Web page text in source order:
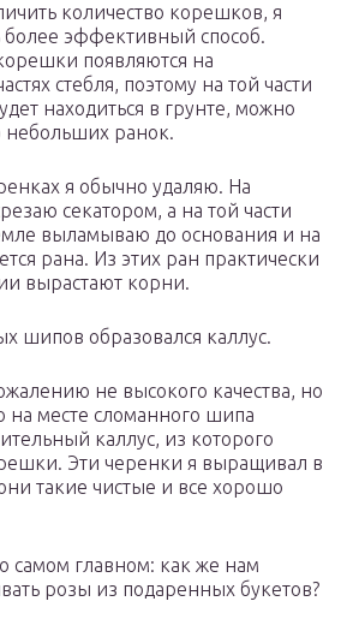
количество корешков, я
более эффективный способ.
появляются на
стебля, поэтому на той части
находиться в грунте, можно
небольших ранок.
я обычно удаляю. На
секатором, а на той части
выламываю до основания и на
рана. Из этих ран практически
вырастают корни.
шипов образовался каллус.
не высокого качества, но
на месте сломанного шипа
каллус, из которого
Эти черенки я выращивал в
такие чистые и все хорошо
самом главном: как же нам
розы из подаренных букетов?